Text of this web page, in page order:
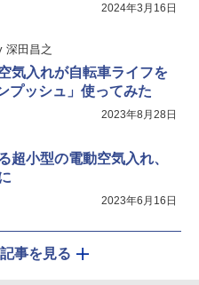
2024年3月16日
深田昌之
気入れが自転車ライフを
プッシュ」使ってみた
2023年8月28日
超小型の電動空気入れ、
2023年6月16日
事を見る